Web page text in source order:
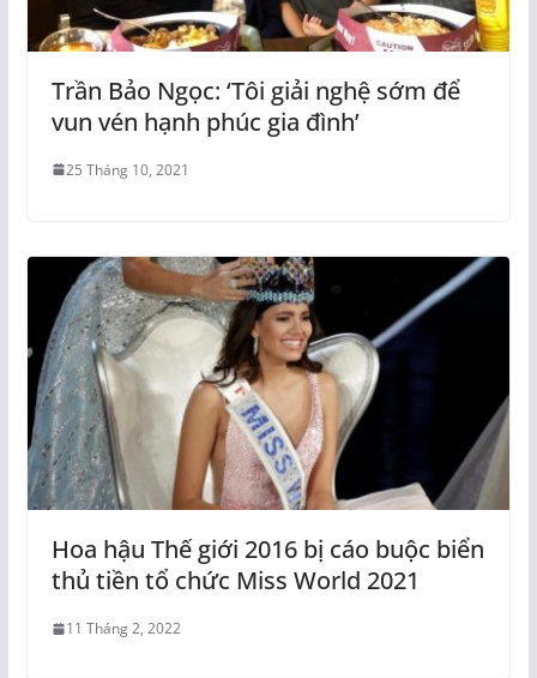
Trần Bảo Ngọc: ‘Tôi giải nghệ sớm để
vun vén hạnh phúc gia đình’
25 Tháng 10, 2021
Hoa hậu Thế giới 2016 bị cáo buộc biển
thủ tiền tổ chức Miss World 2021
11 Tháng 2, 2022